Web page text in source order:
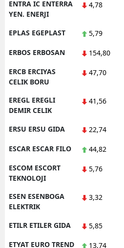
ENTRA IC ENTERRA
YEN. ENERJI
4,78
EPLAS EGEPLAST 5,79
ERBOS ERBOSAN 154,80
ERCB ERCIYAS
CELIK BORU
47,70
EREGL EREGLI
DEMIR CELIK
41,56
ERSU ERSU GIDA 22,74
ESCAR ESCAR FILO 44,82
ESCOM ESCORT
TEKNOLOJI
5,76
ESEN ESENBOGA
ELEKTRIK
3,32
ETILR ETILER GIDA 5,85
ETYAT EURO TREND
13,74